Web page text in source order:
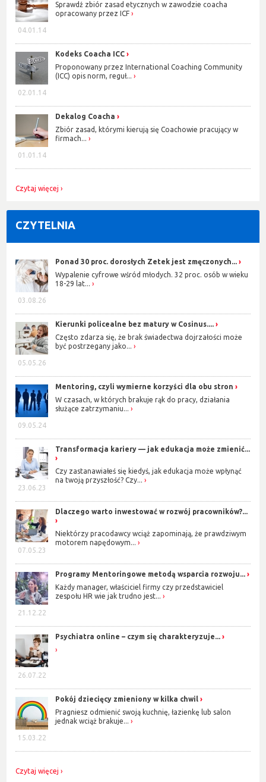
04.01.14
Sprawdź zbiór zasad etycznych w zawodzie coacha
opracowany przez ICF
02.01.14
Kodeks Coacha ICC
Proponowany przez International Coaching Community
(ICC) opis norm, reguł...
01.01.14
Dekalog Coacha
Zbiór zasad, którymi kierują się Coachowie pracujący w
firmach...
Czytaj więcej
CZYTELNIA
03.08.26
Ponad 30 proc. dorosłych Zetek jest zmęczonych...
Wypalenie cyfrowe wśród młodych. 32 proc. osób w wieku
18-29 lat...
05.05.26
Kierunki policealne bez matury w Cosinus....
Często zdarza się, że brak świadectwa dojrzałości może
być postrzegany jako...
09.05.24
Mentoring, czyli wymierne korzyści dla obu stron
W czasach, w których brakuje rąk do pracy, działania
służące zatrzymaniu...
23.06.23
Transformacja kariery — jak edukacja może zmienić...
Czy zastanawiałeś się kiedyś, jak edukacja może wpłynąć
na twoją przyszłość? Czy...
07.05.23
Dlaczego warto inwestować w rozwój pracowników?...
Niektórzy pracodawcy wciąż zapominają, że prawdziwym
motorem napędowym...
21.12.22
Programy Mentoringowe metodą wsparcia rozwoju...
Każdy manager, właściciel firmy czy przedstawiciel
zespołu HR wie jak trudno jest...
26.07.22
Psychiatra online – czym się charakteryzuje...
15.03.22
Pokój dziecięcy zmieniony w kilka chwil
Pragniesz odmienić swoją kuchnię, łazienkę lub salon
jednak wciąż brakuje...
Czytaj więcej